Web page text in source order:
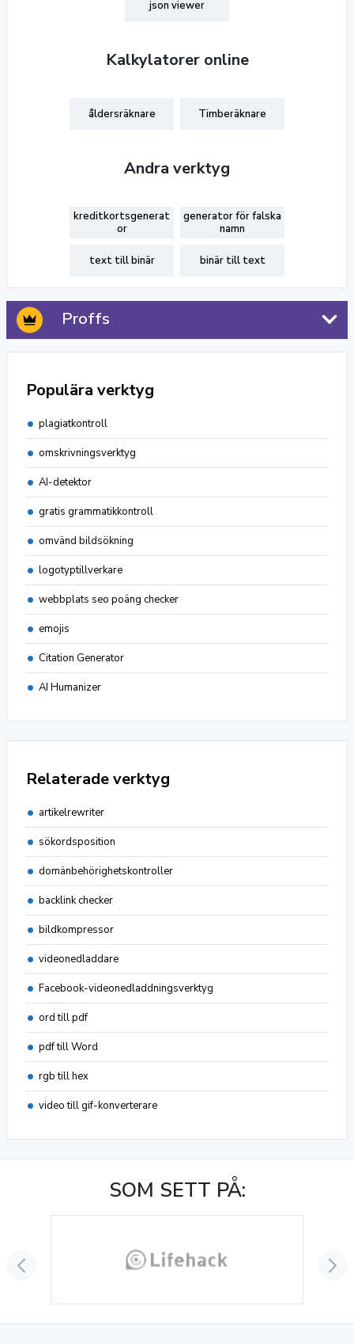
json viewer
Kalkylatorer online
åldersräknare Timberäknare
Andra verktyg
kreditkortsgenerat
or
generator för falska
namn
text till binär binär till text
Proffs
Populära verktyg
plagiatkontroll
omskrivningsverktyg
AI-detektor
gratis grammatikkontroll
omvänd bildsökning
logotyptillverkare
webbplats seo poäng checker
emojis
Citation Generator
AI Humanizer
Relaterade verktyg
artikelrewriter
sökordsposition
domänbehörighetskontroller
backlink checker
bildkompressor
videonedladdare
Facebook-videonedladdningsverktyg
ord till pdf
pdf till Word
rgb till hex
video till gif-konverterare
SOM SETT PÅ: